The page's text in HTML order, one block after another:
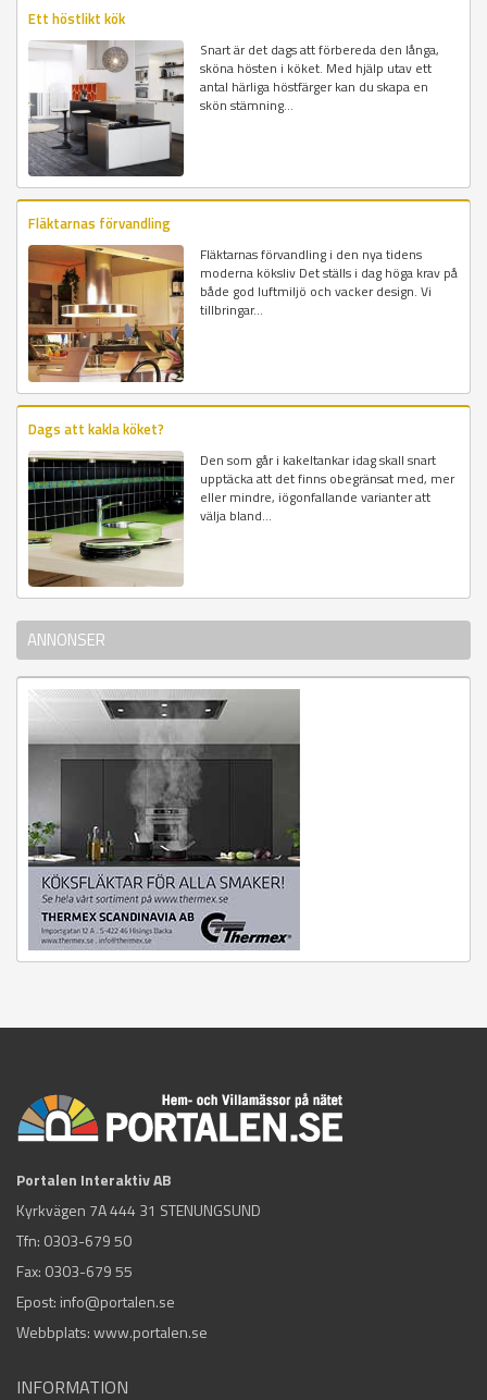
Ett höstlikt kök
Snart är det dags att förbereda den långa,
sköna hösten i köket. Med hjälp utav ett
antal härliga höstfärger kan du skapa en
skön stämning...
Fläktarnas förvandling
Fläktarnas förvandling i den nya tidens
moderna köksliv Det ställs i dag höga krav på
både god luftmiljö och vacker design. Vi
tillbringar...
Dags att kakla köket?
Den som går i kakeltankar idag skall snart
upptäcka att det finns obegränsat med, mer
eller mindre, iögonfallande varianter att
välja bland...
ANNONSER
Portalen Interaktiv AB
Kyrkvägen 7A 444 31 STENUNGSUND
Tfn: 0303-679 50
Fax: 0303-679 55
Epost: info@portalen.se
Webbplats: www.portalen.se
INFORMATION